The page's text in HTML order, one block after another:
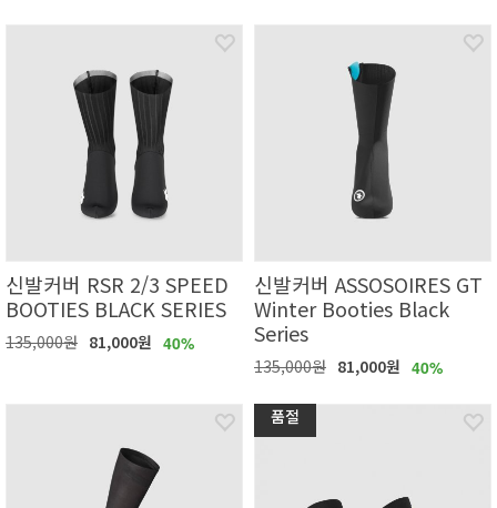
신발커버 RSR 2/3 SPEED
BOOTIES BLACK SERIES
135,000원 81,000원 40%
신발커버 ASSOSOIRES GT
Winter Booties Black
Series
135,000원 81,000원 40%
품절